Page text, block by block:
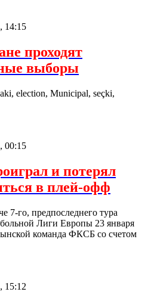
14:15
проходят
выборы
election, Municipal, seçki,
00:15
и потерял
в плей-офф
7-го, предпоследнего тура
Лиги Европы 23 января
команда ФКСБ со счетом
15:12